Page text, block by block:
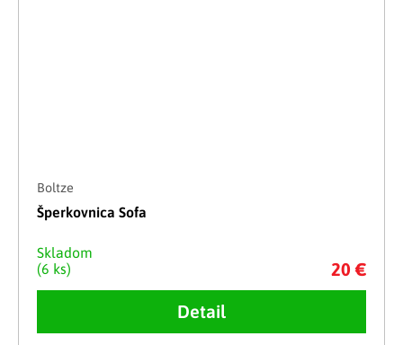
Boltze
Šperkovnica Sofa
Skladom
(6 ks)
20 €
Detail